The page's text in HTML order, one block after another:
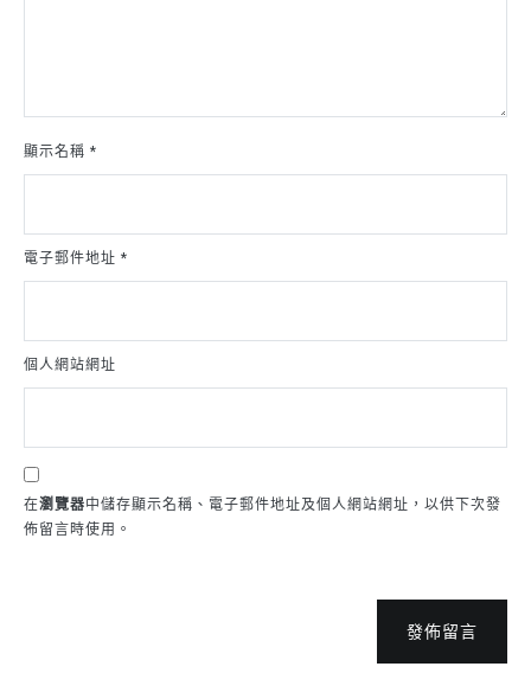
顯示名稱 *
電子郵件地址 *
個人網站網址
在瀏覽器中儲存顯示名稱、電子郵件地址及個人網站網址，以供下次發
佈留言時使用。
發佈留言